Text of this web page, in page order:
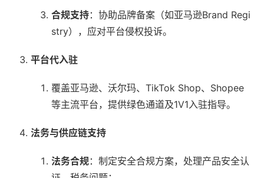
合规支持：协助品牌备案（如亚马逊Brand Regi
stry），应对平台侵权投诉。
平台代入驻
覆盖亚马逊、沃尔玛、TikTok Shop、Shopee
等主流平台，提供绿色通道及1V1入驻指导。
法务与供应链支持
法务合规：制定安全合规方案，处理产品安全认